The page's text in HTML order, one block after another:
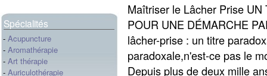
Spécialités
- Acupuncture
- Aromathérapie
- Art thérapie
- Auriculothérapie
Maîtriser le Lâcher Prise UN
POUR UNE DÉMARCHE
lâcher-prise : un titre
paradoxale,n'est-ce pas le
Depuis plus de deux mille